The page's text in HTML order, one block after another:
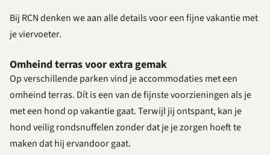
Bij RCN denken we aan alle details voor een fijne vakantie met
je viervoeter.
Omheind terras voor extra gemak
Op verschillende parken vind je accommodaties met een
omheind terras. Dít is een van de fijnste voorzieningen als je
met een hond op vakantie gaat. Terwijl jij ontspant, kan je
hond veilig rondsnuffelen zonder dat je je zorgen hoeft te
maken dat hij ervandoor gaat.